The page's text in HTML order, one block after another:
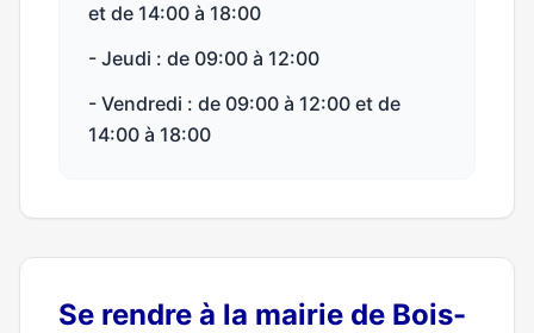
et de 14:00 à 18:00
- Jeudi : de 09:00 à 12:00
- Vendredi : de 09:00 à 12:00 et de
14:00 à 18:00
Se rendre à la mairie de Bois-